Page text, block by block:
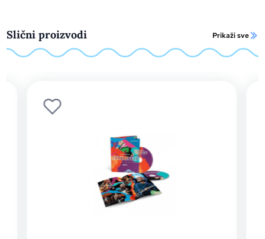
Slični proizvodi Prikaži sve